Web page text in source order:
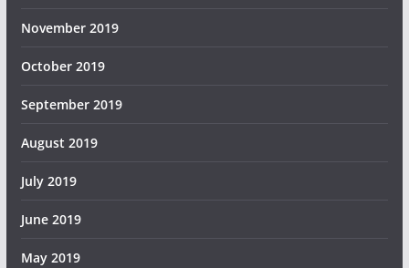
November 2019
October 2019
September 2019
August 2019
July 2019
June 2019
May 2019